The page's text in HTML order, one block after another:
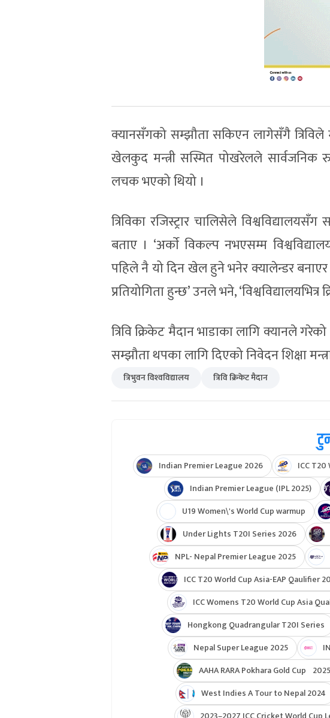
क्यानसँगको सम्झौता सकिएन लागेसँगै त्रिविले
खेलकुद मन्त्री सस्मित पोखरेलले सार्वजनिक
लचक भएको थियो ।
त्रिविका रजिस्ट्रार चालिसेले
बताए । ‘अर्काे विकल्प नभएसम्म
पहिले नै यो दिन खेल हुने भनेर क्यालेन्डर बनाएर
प्रतियोगिता हुन्छ’ उनले भने,
त्रिवि क्रिकेट मैदान भाडाका लागि क्यानले
सम्झौता थपका लागि दिएको निवेदन शिक्षा
त्रिभुवन विश्‍वविद्यालय त्रिवि क्रिकेट मैदान
Indian Premier League 2026 ICC
Indian Premier League (IPL 2025)
U19 Women\'s World Cup warmup
Under Lights T20I Series 2026
NPL- Nepal Premier League 2025
ICC T20 World Cup Asia-EAP Qaulifier
ICC Womens T20 World Cup Asia
Hongkong Quadrangular T20I Series
Nepal Super League 2025
AAHA RARA Pokhara Gold Cup 2025
West Indies A Tour to Nepal 2024